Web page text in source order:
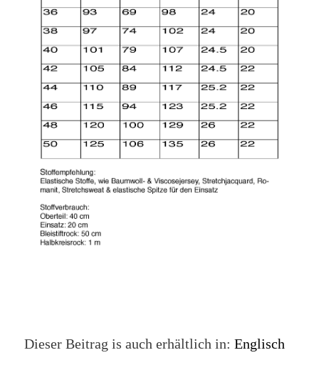
Dieser Beitrag is auch erhältlich in: Englisch